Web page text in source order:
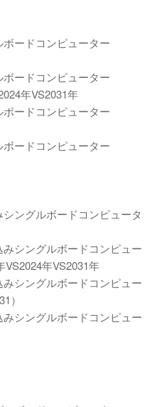
ードコンピューター
ードコンピューター
年VS2031年
ードコンピューター
ードコンピューター
ングルボードコンピュータ
シングルボードコンピュー
年VS2031年
シングルボードコンピュー
）
シングルボードコンピュー